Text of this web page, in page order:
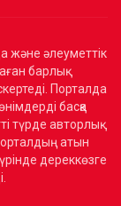
және әлеуметтік
барлық
Порталда
басқа
түрде авторлық
атын
дереккөзге